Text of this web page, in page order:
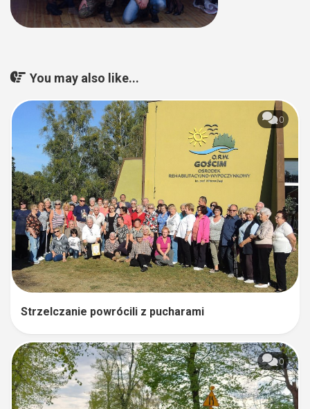
You may also like...
0
Strzelczanie powrócili z pucharami
0